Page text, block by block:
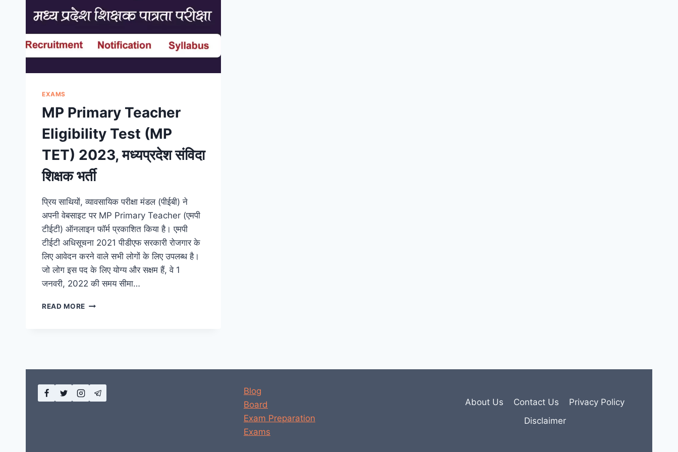
EXAMS
MP Primary Teacher
Eligibility Test (MP
TET) 2023, मध्यप्रदेश संविदा
शिक्षक भर्ती
प्रिय साथियों, व्यावसायिक परीक्षा मंडल (पीईबी) ने
अपनी वेबसाइट पर MP Primary Teacher (एमपी
टीईटी) ऑनलाइन फॉर्म प्रकाशित किया है। एमपी
टीईटी अधिसूचना 2021 पीडीएफ सरकारी रोजगार के
लिए आवेदन करने वाले सभी लोगों के लिए उपलब्ध है।
जो लोग इस पद के लिए योग्य और सक्षम हैं, वे 1
जनवरी, 2022 की समय सीमा…
READ MORE MP
मध्यप्रदेश
संविदा
Blog
Board
Exam Preparation
Exams
About Us Contact Us
Privacy Policy
Disclaimer